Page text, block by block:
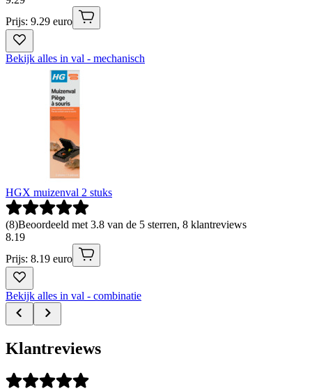
Prijs: 9.29 euro
Bekijk alles in val - mechanisch
HGX muizenval 2 stuks
(8)Beoordeeld met 3.8 van de 5 sterren, 8 klantreviews
8.19
Prijs: 8.19 euro
Bekijk alles in val - combinatie
Klantreviews